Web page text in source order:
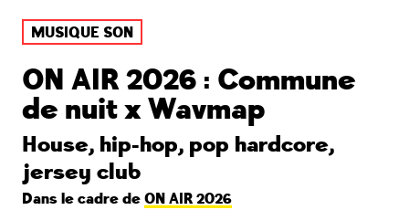
MUSIQUE SON
ON AIR 2026 : Commune
de nuit x Wavmap
House, hip-hop, pop hardcore,
jersey club
Dans le cadre de ON AIR 2026